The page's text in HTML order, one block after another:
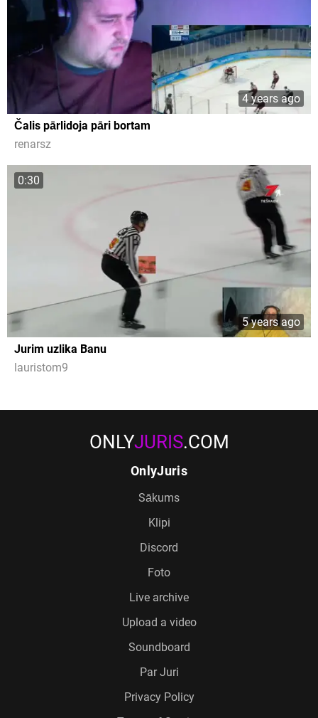
4 years ago
Čalis pārlidoja pāri bortam
renarsz
0:30
5 years ago
Jurim uzlika Banu
lauristom9
ONLYJURIS.COM
OnlyJuris
Sākums
Klipi
Discord
Foto
Live archive
Upload a video
Soundboard
Par Juri
Privacy Policy